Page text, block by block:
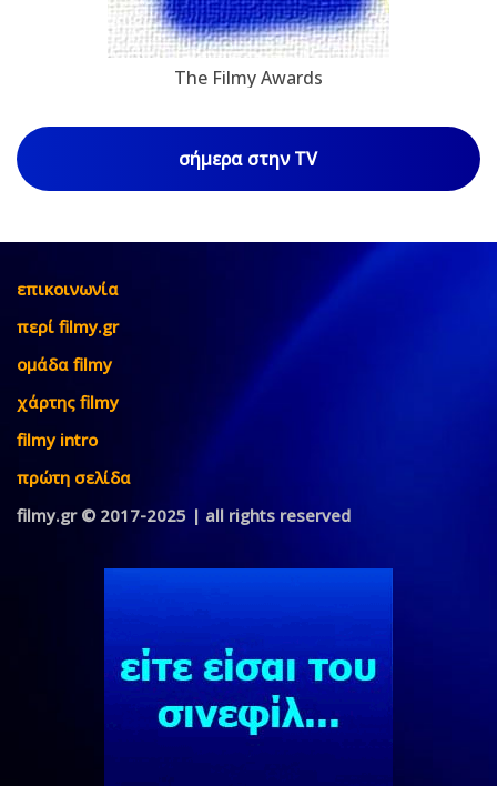
The Filmy Awards
σήμερα στην TV
επικοινωνία
περί filmy.gr
ομάδα filmy
χάρτης filmy
filmy intro
πρώτη σελίδα
filmy.gr © 2017-2025 | all rights reserved